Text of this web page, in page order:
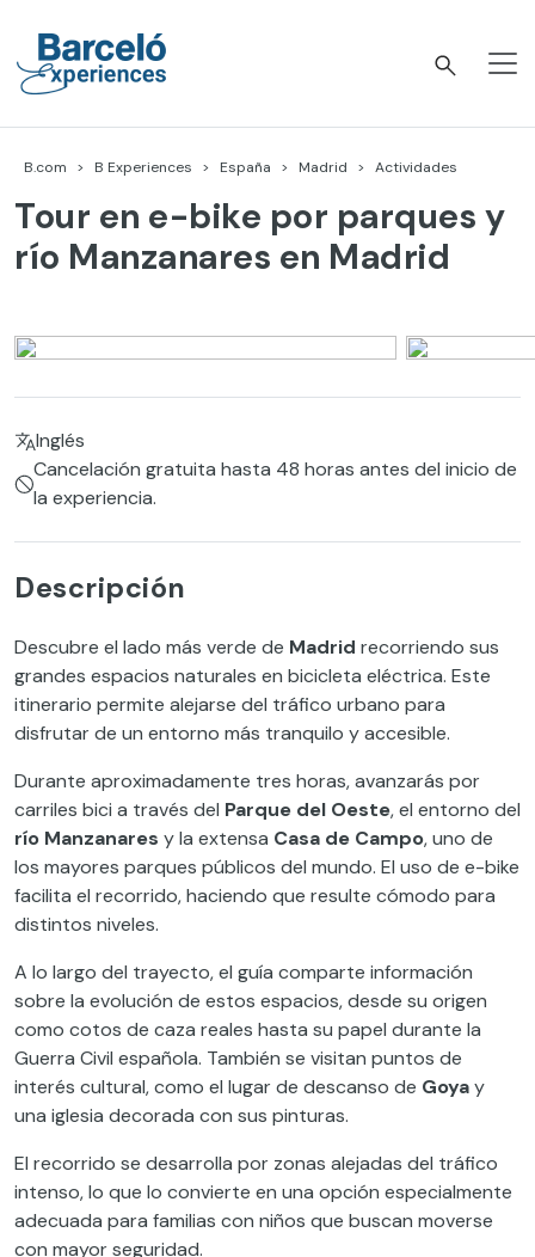
content
B.com B Experiences España Madrid Actividades
Tour en e-bike por parques y
río Manzanares en Madrid
Inglés
Cancelación gratuita hasta 48 horas antes del inicio de
la experiencia.
Descripción
Descubre el lado más verde de Madrid recorriendo sus
grandes espacios naturales en bicicleta eléctrica. Este
itinerario permite alejarse del tráfico urbano para
disfrutar de un entorno más tranquilo y accesible.
Durante aproximadamente tres horas, avanzarás por
carriles bici a través del Parque del Oeste, el entorno del
río Manzanares y la extensa Casa de Campo, uno de
los mayores parques públicos del mundo. El uso de e-bike
facilita el recorrido, haciendo que resulte cómodo para
distintos niveles.
A lo largo del trayecto, el guía comparte información
sobre la evolución de estos espacios, desde su origen
como cotos de caza reales hasta su papel durante la
Guerra Civil española. También se visitan puntos de
interés cultural, como el lugar de descanso de Goyay
una iglesia decorada con sus pinturas.
El recorrido se desarrolla por zonas alejadas del tráfico
intenso, lo que lo convierte en una opción especialmente
adecuada para familias con niños que buscan moverse
con mayor seguridad.